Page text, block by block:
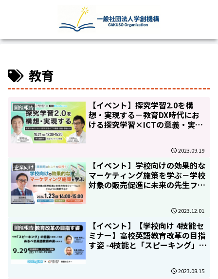
教育
開催報告
【イベント】探究学習2.0を構
想・実現する－教育DX時代にお
ける探究学習×ICTの意義・実
2023.09.19
企業向け
【イベント】学校向けの効果的な
マーケティング施策を学ぶ－学校
対象の販売促進に未来の先生フォ
2023.12.01
開催報告
【イベント】【学校向け 4技能セ
ミナー】高校英語教育改革の目指
す姿 -4技能と「スピーキング」の
2023.08.15